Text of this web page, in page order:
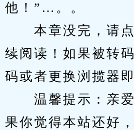
他！”…。。
本章没完，请点
续阅读！如果被转
码或者更换浏揽器即
温馨提示：亲爱
果你觉得本站还好